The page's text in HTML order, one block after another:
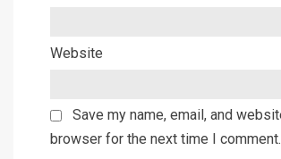
Website
Save my name, email, and
browser for the next time I comment.